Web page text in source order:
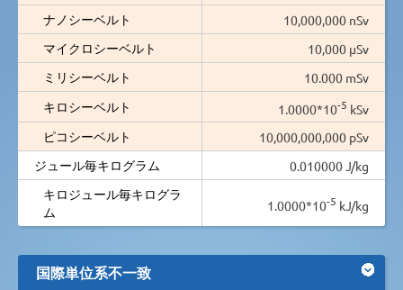
ナノシーベルト
10,000,000 nSv
マイクロシーベルト
10,000 µSv
ミリシーベルト
10.000 mSv
キロシーベルト
1.0000*10-5 kSv
ピコシーベルト
10,000,000,000 pSv
ジュール毎キログラム
0.010000 J/kg
キロジュール毎キログラ
ム
1.0000*10-5 kJ/kg
国際単位系不一致